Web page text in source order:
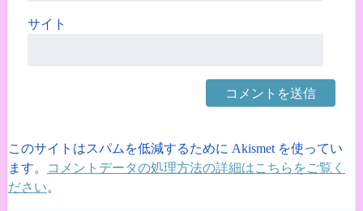
サイト
このサイトはスパムを低減するために Akismet を使ってい
ます。
コメントデータの処理方法の詳細はこちらをご覧く
ださい。